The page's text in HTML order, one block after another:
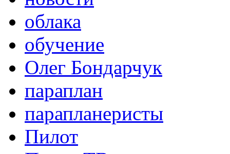
облака
обучение
Олег Бондарчук
параплан
парапланеристы
Пилот